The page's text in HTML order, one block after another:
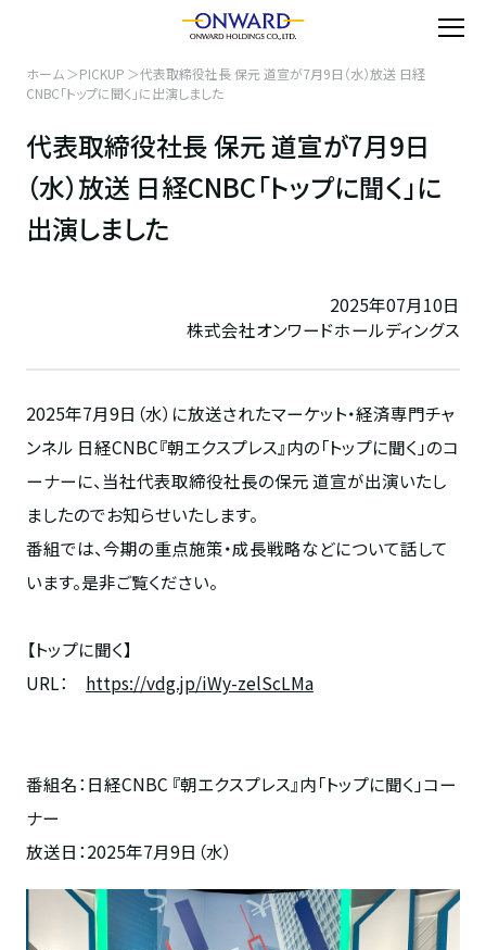
ホーム PICKUP
代表取締役社長 保元 道宣が7月9日（水）放送 日経
CNBC「トップに聞く」に出演しました
代表取締役社長 保元 道宣が7月9日
（水）放送 日経CNBC「トップに聞く」に
出演しました
2025年07月10日
株式会社オンワードホールディングス
2025年7月9日（水）に放送されたマーケット・経済専門チャ
ンネル 日経CNBC『朝エクスプレス』内の「トップに聞く」のコ
ーナーに、当社代表取締役社長の保元 道宣が出演いたし
ましたのでお知らせいたします。
番組では、今期の重点施策・成長戦略などについて話して
います。是非ご覧ください。
【トップに聞く】
URL： https://vdg.jp/iWy-zelScLMa
番組名：日経CNBC 『朝エクスプレス』内「トップに聞く」コー
ナー
放送日：2025年7月9日（水）